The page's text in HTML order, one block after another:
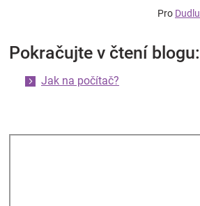
Pro Dudlu
Pokračujte v čtení blogu:
Jak na počítač?